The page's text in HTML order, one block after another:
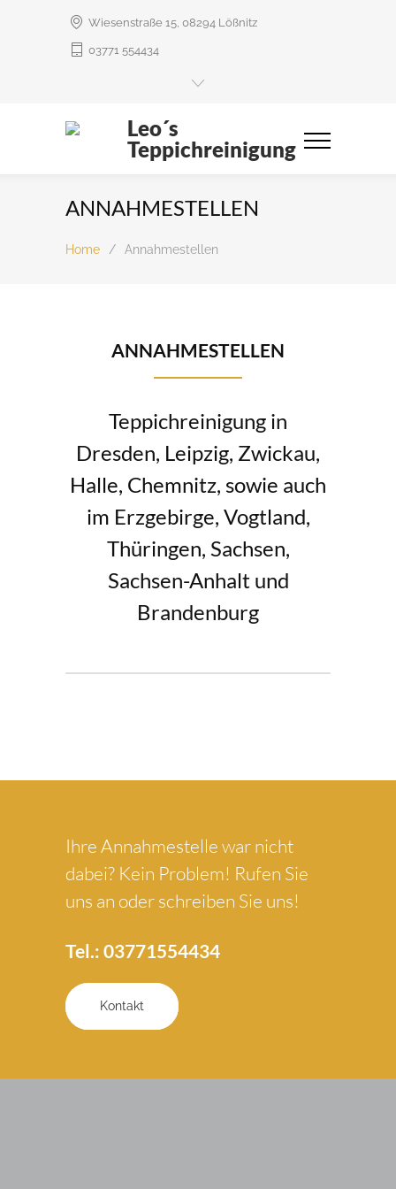
Wiesenstraße 15, 08294 Lößnitz
03771 554434
Leo´s
Teppichreinigung
ANNAHMESTELLEN
Home / Annahmestellen
ANNAHMESTELLEN
Teppichreinigung in
Dresden, Leipzig, Zwickau,
Halle, Chemnitz, sowie auch
im Erzgebirge, Vogtland,
Thüringen, Sachsen,
Sachsen-Anhalt und
Brandenburg
Ihre Annahmestelle war nicht
dabei? Kein Problem! Rufen Sie
uns an oder schreiben Sie uns!
Tel.: 03771554434
Kontakt